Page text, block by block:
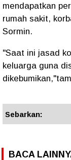
mendapatkan
rumah sakit,
Sormin.
"Saat ini jasad
keluarga guna
Sebarkan:
BACA